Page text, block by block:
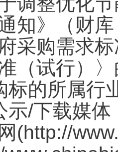
知》（财
采购需求
（试行）
标的所属行
示/下载媒体
(http://